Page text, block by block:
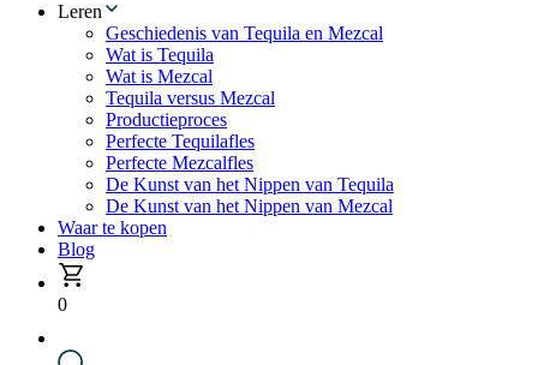
Leren
Geschiedenis van Tequila en Mezcal
Wat is Tequila
Wat is Mezcal
Tequila versus Mezcal
Productieproces
Perfecte Tequilafles
Perfecte Mezcalfles
De Kunst van het Nippen van Tequila
De Kunst van het Nippen van Mezcal
Waar te kopen
Blog
0